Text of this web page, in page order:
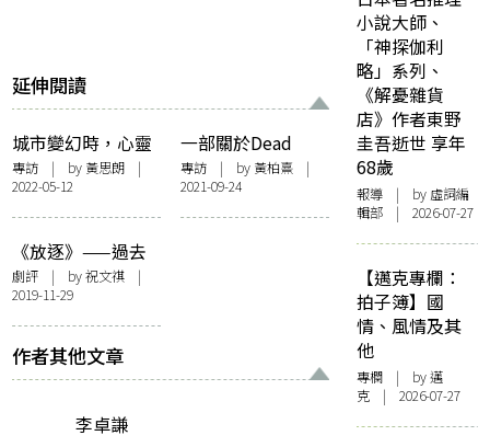
延伸閱讀
城市變幻時，心靈
如何安頓？——訪
《鐵行里》陳炳
釗、朱栢康、梁天
尺
專訪 | by 黃思朗 |
2022-05-12
一部關於Dead
Body和公義的戲劇
愛麗絲劇場實驗室
演布萊希特《異例
專訪| by 黃柏熹|
2021-09-24
《放逐》——過去
如頑石，擲出後逆
風回轉狠狠擊中你
的臉
劇評 | by 祝文祺 |
2019-11-29
作者其他文章
李卓謙
小說大師、
「神探伽利
略」系列、
《解憂雜貨
店》作者東野
圭吾逝世 享年
68歲
報導 | by 虛詞編
輯部 | 2026-07-27
【邁克專欄：
拍子簿】國
情、風情及其
他
專欄 | by邁
克 | 2026-07-27